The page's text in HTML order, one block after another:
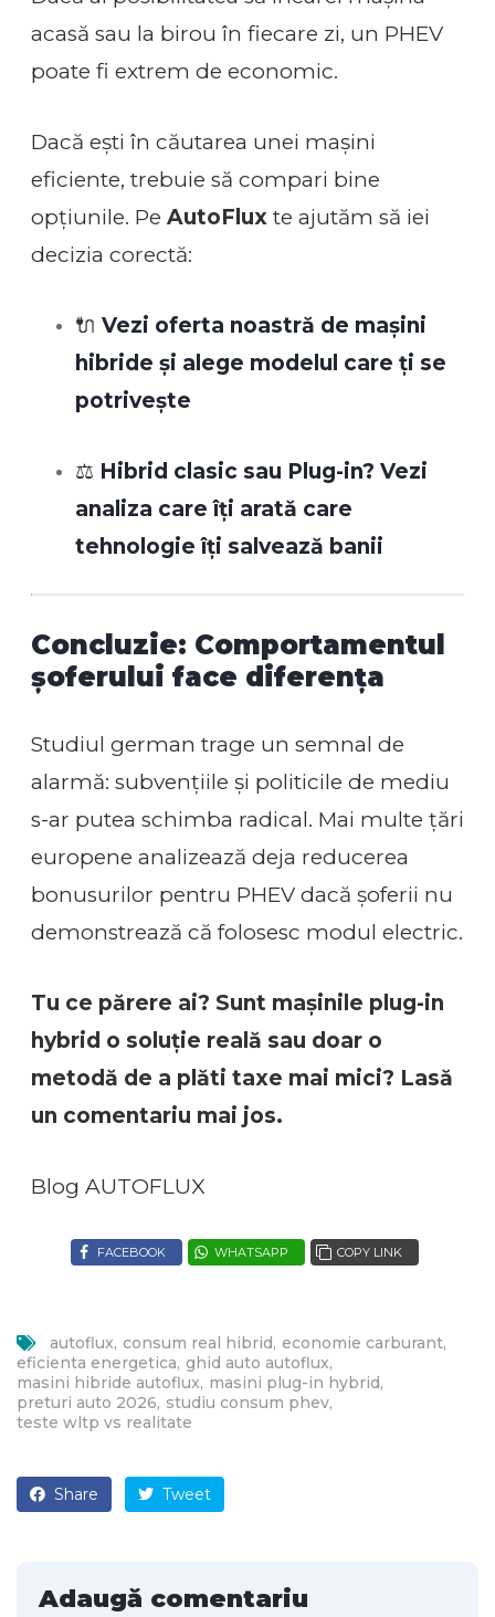
acasă sau la birou în fiecare zi, un PHEV
poate fi extrem de economic.
Dacă ești în căutarea unei mașini
eficiente, trebuie să compari bine
opțiunile. Pe AutoFluxte ajutăm să iei
decizia corectă:
🔌 Vezi oferta noastră de mașini
hibride și alege modelul care ți se
potrivește
⚖️ Hibrid clasic sau Plug-in? Vezi
analiza care îți arată care
tehnologie îți salvează banii
Concluzie: Comportamentul
șoferului face diferența
Studiul german trage un semnal de
alarmă: subvențiile și politicile de mediu
s-ar putea schimba radical. Mai multe țări
europene analizează deja reducerea
bonusurilor pentru PHEV dacă șoferii nu
demonstrează că folosesc modul electric.
Tu ce părere ai? Sunt mașinile plug-in
hybrid o soluție reală sau doar o
metodă de a plăti taxe mai mici? Lasă
un comentariu mai jos.
Blog AUTOFLUX
FACEBOOK WHATSAPP COPY LINK
autoflux consum real hibrid economie carburant
eficienta energetica ghid auto autoflux
masini hibride autoflux masini plug-in hybrid
preturi auto 2026 studiu consum phev
teste wltp vs realitate
Share Tweet
Adaugă comentariu